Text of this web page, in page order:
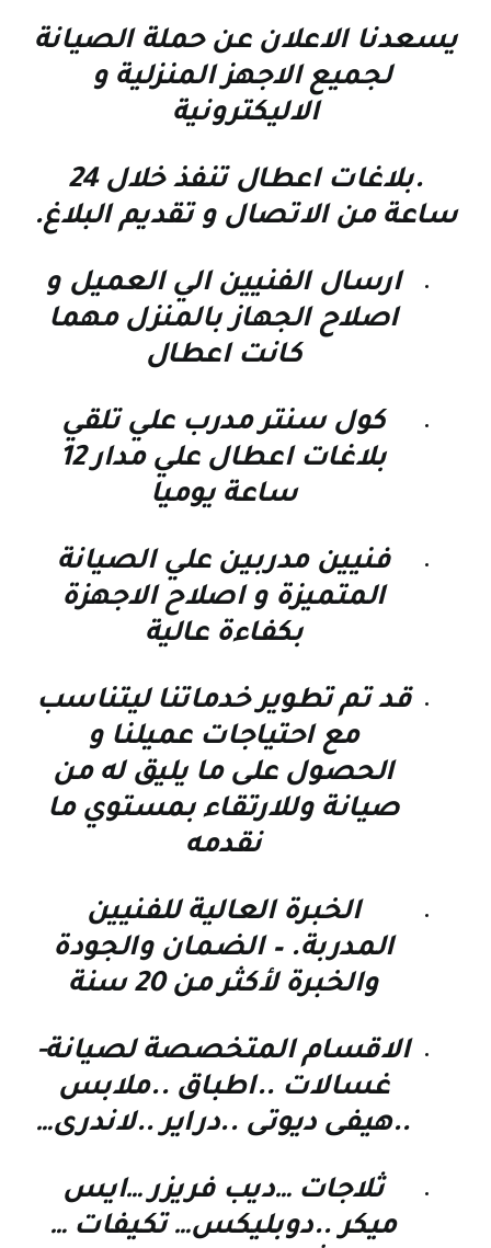
يسعدنا الاعلان عن حملة الصيانة
لجميع الاجهز المنزلية و
الاليكترونية
.بلاغات اعطال تنفذ خلال 24
ساعة من الاتصال و تقديم البلاغ.
ارسال الفنيين الي العميل و
اصلاح الجهاز بالمنزل مهما
كانت اعطال
كول سنتر مدرب علي تلقي
بلاغات اعطال علي مدار 12
ساعة يوميا
فنيين مدربين علي الصيانة
المتميزة و اصلاح الاجهزة
بكفاءة عالية
قد تم تطوير خدماتنا ليتناسب
مع احتياجات عميلنا و
الحصول على ما يليق له من
صيانة وللارتقاء بمستوي ما
نقدمه
الخبرة العالية للفنيين
المدربة. – الضمان والجودة
والخبرة لأكثر من 20 سنة
الاقسام المتخصصة لصيانة-
غسالات ..اطباق ..ملابس
..هيفى ديوتى ..دراير ..لاندرى…
ثلاجات …ديب فريزر …ايس
ميكر ..دوبليكس… تكيفات …